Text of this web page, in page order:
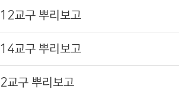
12교구 뿌리보고
14교구 뿌리보고
2교구 뿌리보고